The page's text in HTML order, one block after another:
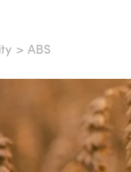
> ABS